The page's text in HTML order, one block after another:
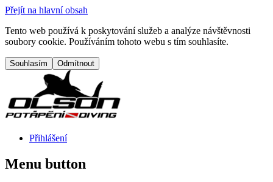
Přejít na hlavní obsah
Tento web používá k poskytování služeb a analýze návštěvnosti
soubory cookie. Používáním tohoto webu s tím souhlasíte.
Přihlášení
Menu button